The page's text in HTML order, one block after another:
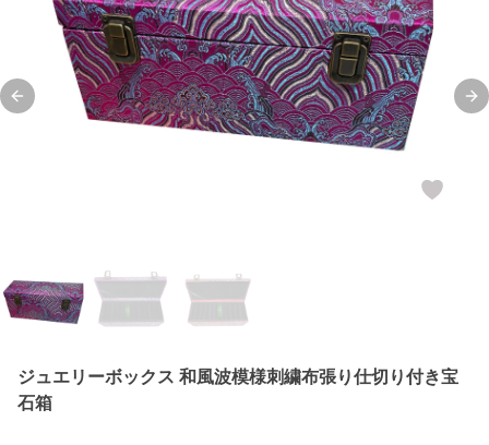
Previous slide
ジュエリーボックス 和風波模様刺繍布張り仕切り付き宝
石箱